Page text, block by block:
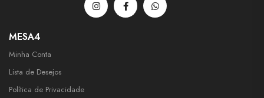
MESA4
Minha Conta
Lista de Desejos
Política de Privacidade